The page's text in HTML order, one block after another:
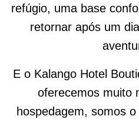
refúgio, uma base
retornar após um
E o KalangoHotel
oferecemos muito
hospedagem, somos